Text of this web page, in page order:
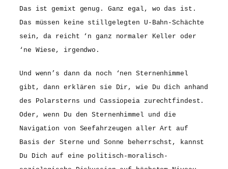
Das ist gemixt genug. Ganz egal, wo das ist.
Das müssen keine stillgelegten U-Bahn-Schächte
sein, da reicht ‘n ganz normaler Keller oder
‘ne Wiese, irgendwo.
Und wenn’s dann da noch ‘nen Sternenhimmel
gibt, dann erklären sie Dir, wie Du dich anhand
des Polarsterns und Cassiopeia zurechtfindest.
Oder, wenn Du den Sternenhimmel und die
Navigation von Seefahrzeugen aller Art auf
Basis der Sterne und Sonne beherrschst, kannst
Du Dich auf eine politisch-moralisch-